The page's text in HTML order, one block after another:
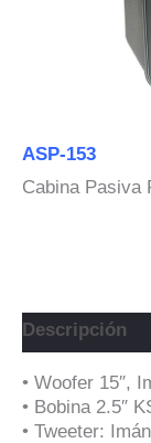
ASP-153
Cabina Pasiva
Descripción
• Woofer 15″,
• Bobina 2.5″
• Tweeter: